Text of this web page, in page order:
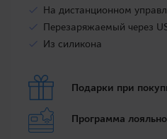
На дистанционном
Перезаряжаемый через
Из силикона
Подарки при
Программа